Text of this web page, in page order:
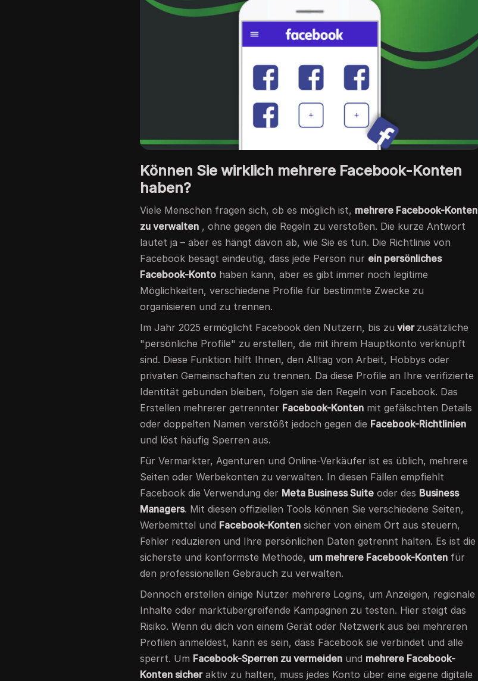
Können Sie wirklich mehrere Facebook-Konten
haben?
Viele Menschen fragen sich, ob es möglich ist, mehrere Facebook-Konten
zu verwalten , ohne gegen die Regeln zu verstoßen. Die kurze Antwort
lautet ja – aber es hängt davon ab, wie Sie es tun. Die Richtlinie von
Facebook besagt eindeutig, dass jede Person nur ein persönliches
Facebook-Konto haben kann, aber es gibt immer noch legitime
Möglichkeiten, verschiedene Profile für bestimmte Zwecke zu
organisieren und zu trennen.
Im Jahr 2025 ermöglicht Facebook den Nutzern, bis zu vier zusätzliche
"persönliche Profile" zu erstellen, die mit ihrem Hauptkonto verknüpft
sind. Diese Funktion hilft Ihnen, den Alltag von Arbeit, Hobbys oder
privaten Gemeinschaften zu trennen. Da diese Profile an Ihre verifizierte
Identität gebunden bleiben, folgen sie den Regeln von Facebook. Das
Erstellen mehrerer getrennter Facebook-Konten mit gefälschten Details
oder doppelten Namen verstößt jedoch gegen die Facebook-Richtlinien
und löst häufig Sperren aus.
Für Vermarkter, Agenturen und Online-Verkäufer ist es üblich, mehrere
Seiten oder Werbekonten zu verwalten. In diesen Fällen empfiehlt
Facebook die Verwendung der Meta Business Suite oder des Business
Managers. Mit diesen offiziellen Tools können Sie verschiedene Seiten,
Werbemittel und Facebook-Konten sicher von einem Ort aus steuern,
Fehler reduzieren und Ihre persönlichen Daten getrennt halten. Es ist die
sicherste und konformste Methode, um mehrere Facebook-Konten für
den professionellen Gebrauch zu verwalten.
Dennoch erstellen einige Nutzer mehrere Logins, um Anzeigen, regionale
Inhalte oder marktübergreifende Kampagnen zu testen. Hier steigt das
Risiko. Wenn du dich von einem Gerät oder Netzwerk aus bei mehreren
Profilen anmeldest, kann es sein, dass Facebook sie verbindet und alle
sperrt. Um Facebook-Sperren zu vermeiden und mehrere Facebook-
Konten sicheraktiv zu halten, muss jedes Konto über eine eigene digitale